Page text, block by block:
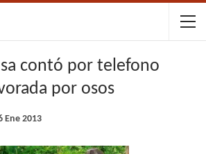
contó por telefono
por osos
Ene 2013